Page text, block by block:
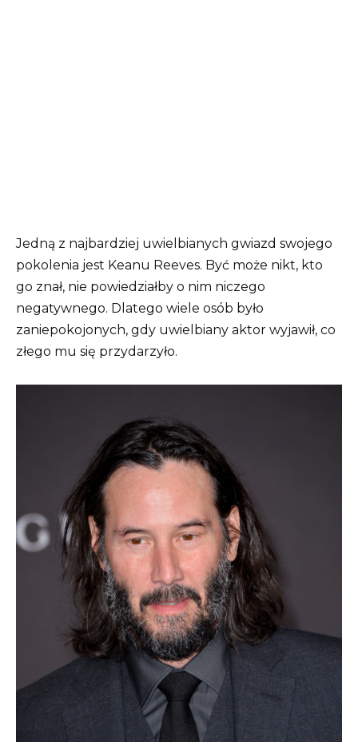
Jedną z najbardziej uwielbianych gwiazd swojego
pokolenia jest Keanu Reeves. Być może nikt, kto
go znał, nie powiedziałby o nim niczego
negatywnego. Dlatego wiele osób było
zaniepokojonych, gdy uwielbiany aktor wyjawił, co
złego mu się przydarzyło.